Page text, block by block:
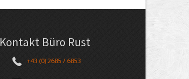
Kontakt Büro Rust
+43 (0) 2685 / 6853